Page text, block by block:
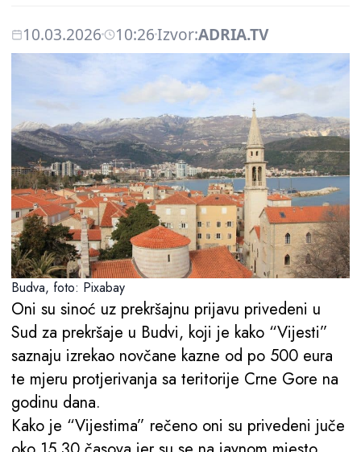
10.03.2026 10:26Izvor:ADRIA.TV
Budva, foto: Pixabay
Oni su sinoć uz prekršajnu prijavu privedeni u
Sud za prekršaje u Budvi, koji je kako “Vijesti”
saznaju izrekao novčane kazne od po 500 eura
te mjeru protjerivanja sa teritorije Crne Gore na
godinu dana.
Kako je “Vijestima” rečeno oni su privedeni juče